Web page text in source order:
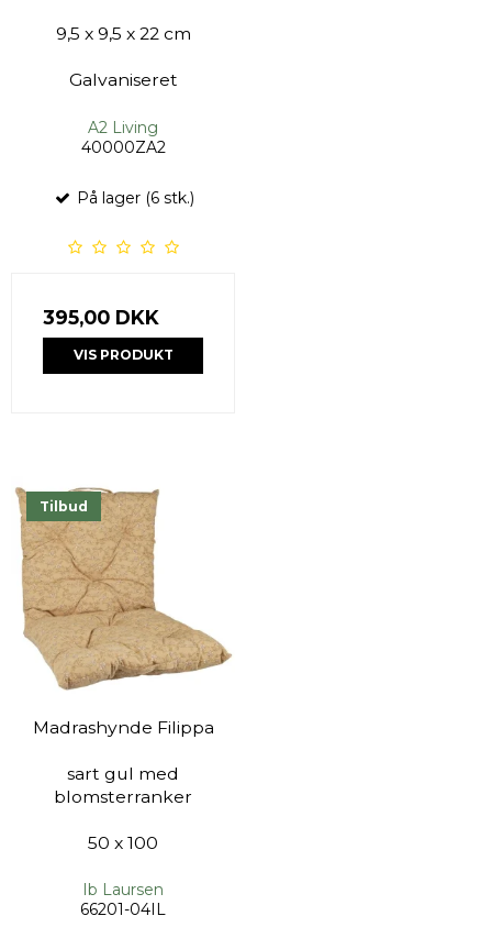
9,5 x 9,5 x 22 cm
Galvaniseret
A2 Living
40000ZA2
På lager (6 stk.)
395,00 DKK
VIS PRODUKT
Tilbud
Madrashynde Filippa
sart gul med
blomsterranker
50 x 100
Ib Laursen
66201-04IL